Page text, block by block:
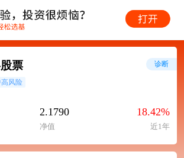
票
风险
2.1790
净值
18.42%
近1年
诊断